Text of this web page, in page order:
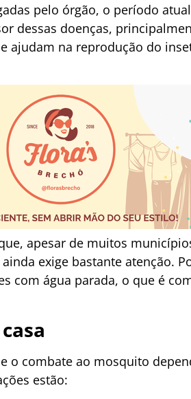
pelo órgão, o período
dessas doenças,
ajudam na reprodução do
apesar de muitos
exige bastante atenção.
com água parada, o que é
o combate ao mosquito
estão: